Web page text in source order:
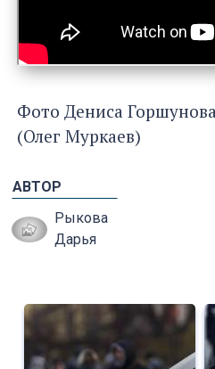
Фото Дениса
(Олег Муркаев)
АВТОР
Рыкова
Дарья